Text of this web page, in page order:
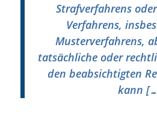
Strafverfahrens
Verfahrens,
Musterverfahrens,
tatsächliche oder
den beabsichtigten
kann